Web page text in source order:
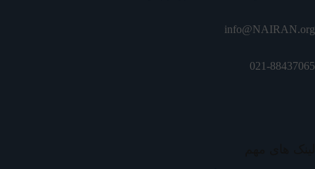
info@NAIRAN.org
021-88437065